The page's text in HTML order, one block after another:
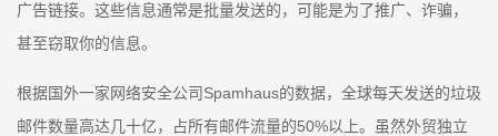
广告链接。这些信息通常是批量发送的，可能是为了推广、诈骗，
甚至窃取你的信息。
根据国外一家网络安全公司Spamhaus的数据，全球每天发送的垃圾
邮件数量高达几十亿，占所有邮件流量的50%以上。虽然外贸独立